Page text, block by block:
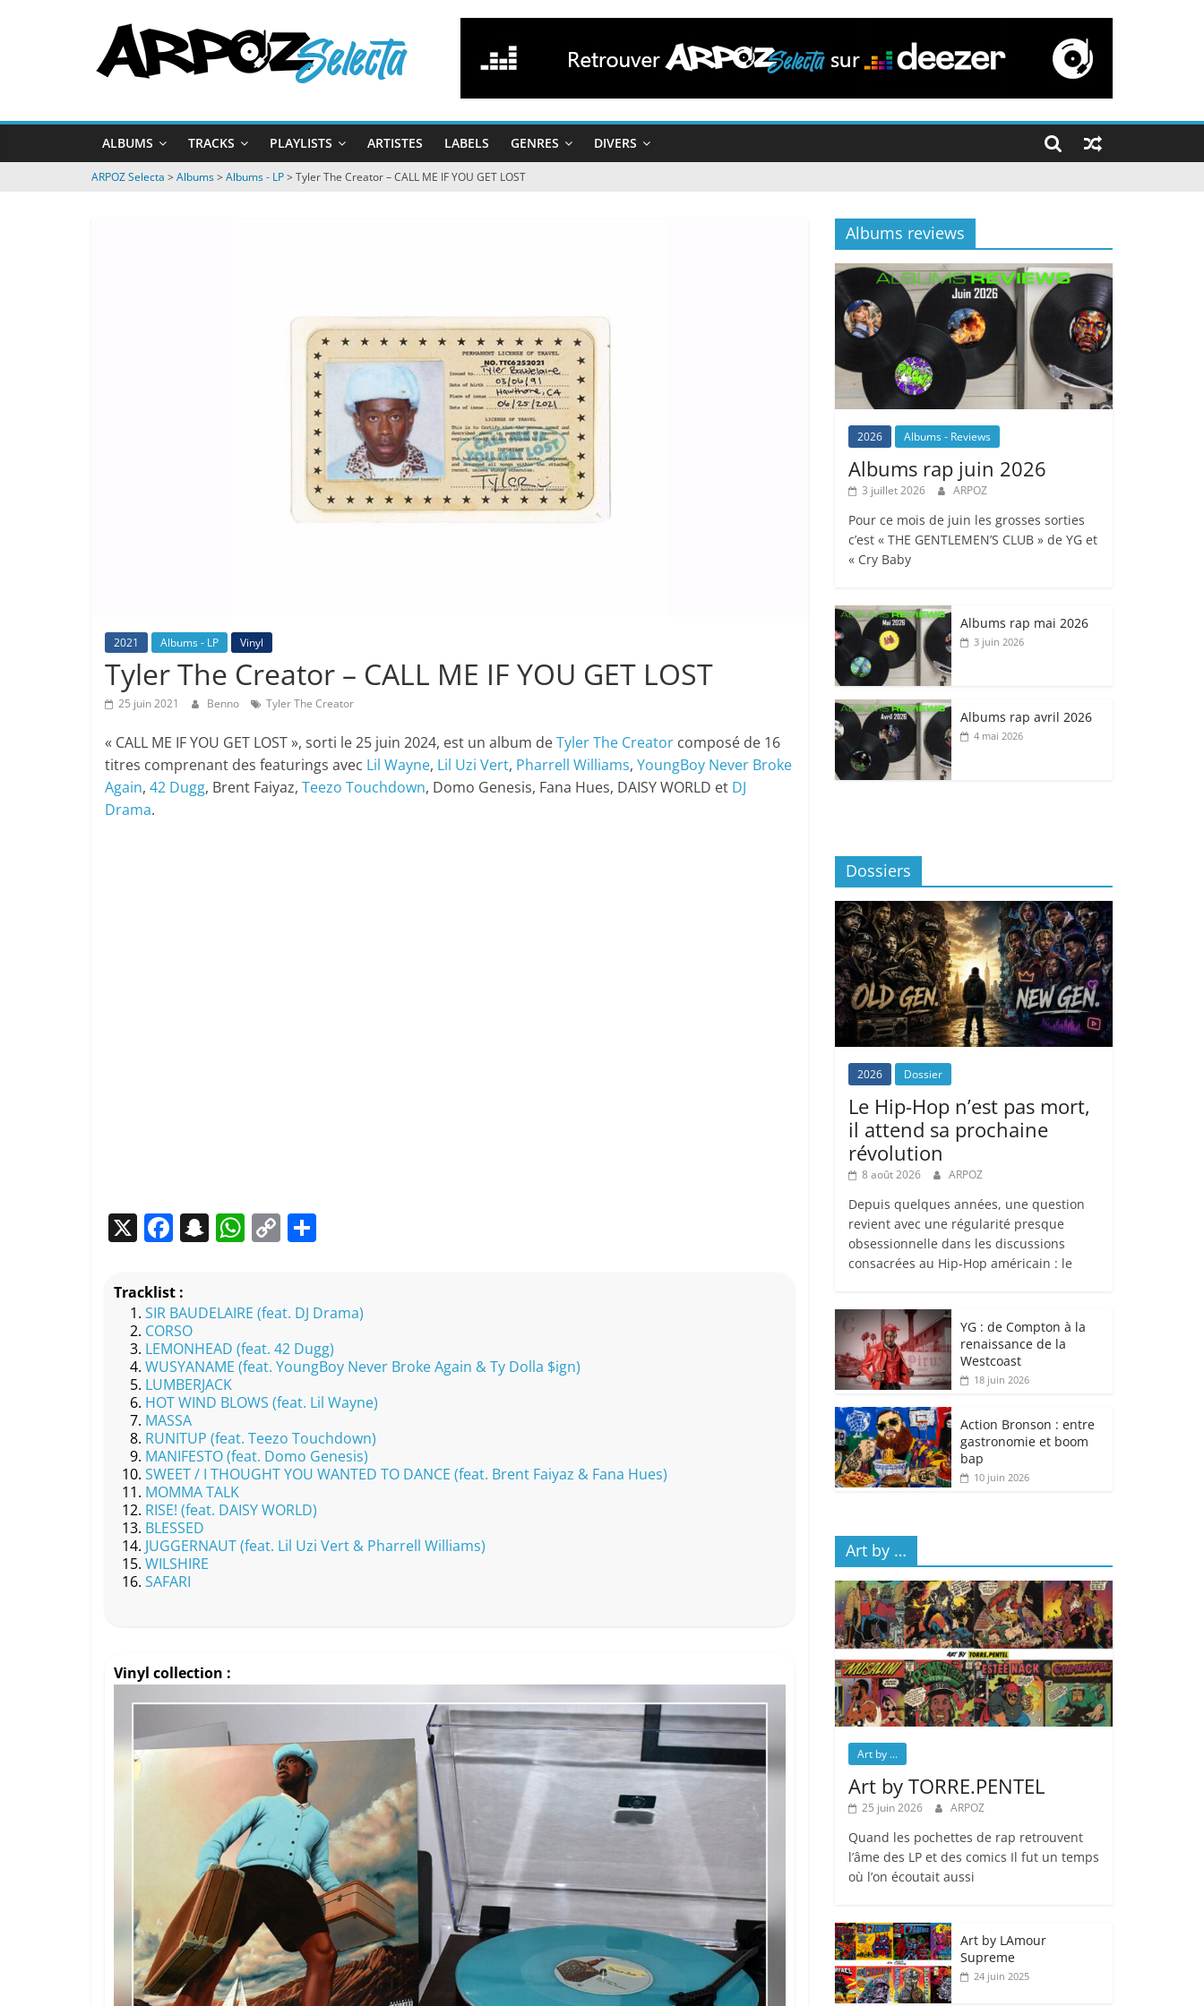
ARPOZ
Selecta
by
ARPOZ
&
ALBUMS TRACKS PLAYLISTS ARTISTES LABELS GENRES DIVERS
ARPOZ Selecta > Albums> Albums - LP> Tyler The Creator – CALL ME IF YOU GET LOST
2021 Albums - LP Vinyl
Tyler The Creator – CALL ME IF YOU GET LOST
25 juin 2021 Benno Tyler The Creator
« CALL ME IF YOU GET LOST », sorti le 25 juin 2024, est un album deTyler The Creator composé de 16
titres comprenant des featurings avec Lil Wayne, Lil Uzi Vert, Pharrell Williams, YoungBoy Never Broke
Again, 42 Dugg, Brent Faiyaz, Teezo Touchdown, Domo Genesis, Fana Hues, DAISY WORLD et DJ
Drama.
X F
c
e
b
o
o
k
S
p
c
h
at
W
s
A
p
p
C
y
Li
n
k
g
er
Tracklist :
SIR BAUDELAIRE (feat. DJ Drama)
CORSO
LEMONHEAD (feat. 42 Dugg)
WUSYANAME (feat. YoungBoy Never Broke Again & Ty Dolla $ign)
LUMBERJACK
HOT WIND BLOWS (feat. Lil Wayne)
MASSA
RUNITUP (feat. Teezo Touchdown)
MANIFESTO (feat. Domo Genesis)
SWEET / I THOUGHT YOU WANTED TO DANCE (feat. Brent Faiyaz & Fana Hues)
MOMMA TALK
RISE! (feat. DAISY WORLD)
BLESSED
JUGGERNAUT (feat. Lil Uzi Vert & Pharrell Williams)
WILSHIRE
SAFARI
Vinyl collection :
Albums reviews
2026 Albums - Reviews
Albums rap juin 2026
3 juillet 2026 ARPOZ
Pour ce mois de juin les grosses sorties
c’est « THE GENTLEMEN’S CLUB » de YG et
« Cry Baby
Albums rap mai 2026
3 juin 2026
Albums rap avril 2026
4 mai 2026
Dossiers
2026 Dossier
Le Hip-Hop n’est pas mort,
il attend sa prochaine
révolution
8 août 2026 ARPOZ
Depuis quelques années, une question
revient avec une régularité presque
obsessionnelle dans les discussions
consacrées au Hip-Hop américain : le
YG : de Compton à la
renaissance de la
Westcoast
18 juin 2026
Action Bronson : entre
gastronomie et boom
bap
10 juin 2026
Art by …
Art by ...
Art by TORRE.PENTEL
25 juin 2026 ARPOZ
Quand les pochettes de rap retrouvent
l’âme des LP et des comics Il fut un temps
où l’on écoutait aussi
Art by LAmour
Supreme
24 juin 2025